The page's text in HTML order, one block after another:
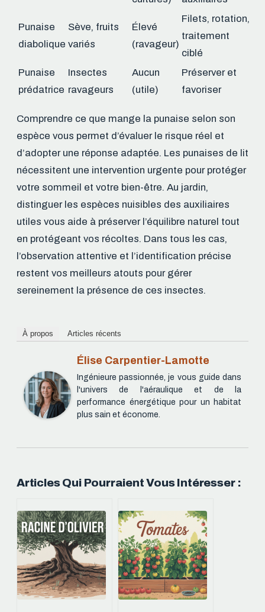
Punaise
diabolique
Sève, fruits
variés
Élevé
(ravageur)
Filets, rotation,
traitement
ciblé
Punaise
prédatrice
Insectes
ravageurs
Aucun
(utile)
Préserver et
favoriser
Comprendre ce que mange la punaise selon son
espèce vous permet d’évaluer le risque réel et
d’adopter une réponse adaptée. Les punaises de lit
nécessitent une intervention urgente pour protéger
votre sommeil et votre bien-être. Au jardin,
distinguer les espèces nuisibles des auxiliaires
utiles vous aide à préserver l’équilibre naturel tout
en protégeant vos récoltes. Dans tous les cas,
l’observation attentive et l’identification précise
restent vos meilleurs atouts pour gérer
sereinement la présence de ces insectes.
À propos Articles récents
Élise Carpentier-Lamotte
Ingénieure passionnée, je vous guide dans
l'univers de l'aéraulique et de la
performance énergétique pour un habitat
plus sain et économe.
Articles Qui Pourraient Vous Intéresser :